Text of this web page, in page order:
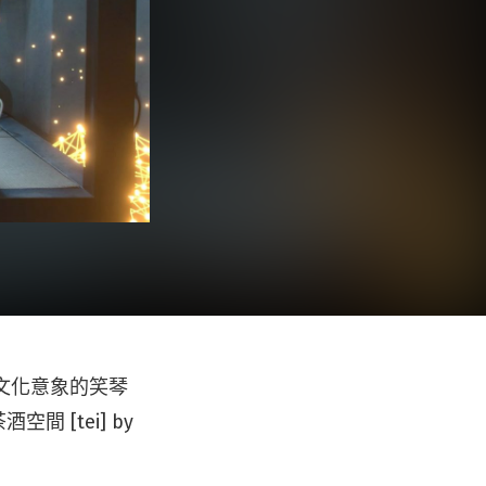
化意象的笑琴
酒空間 [tei] by